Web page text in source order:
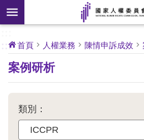
前往主要內容區塊
搜
尋
開
新
核
心
人
權
關
:::
首頁 人權業務 陳情申訴成效
案例研析
類別：